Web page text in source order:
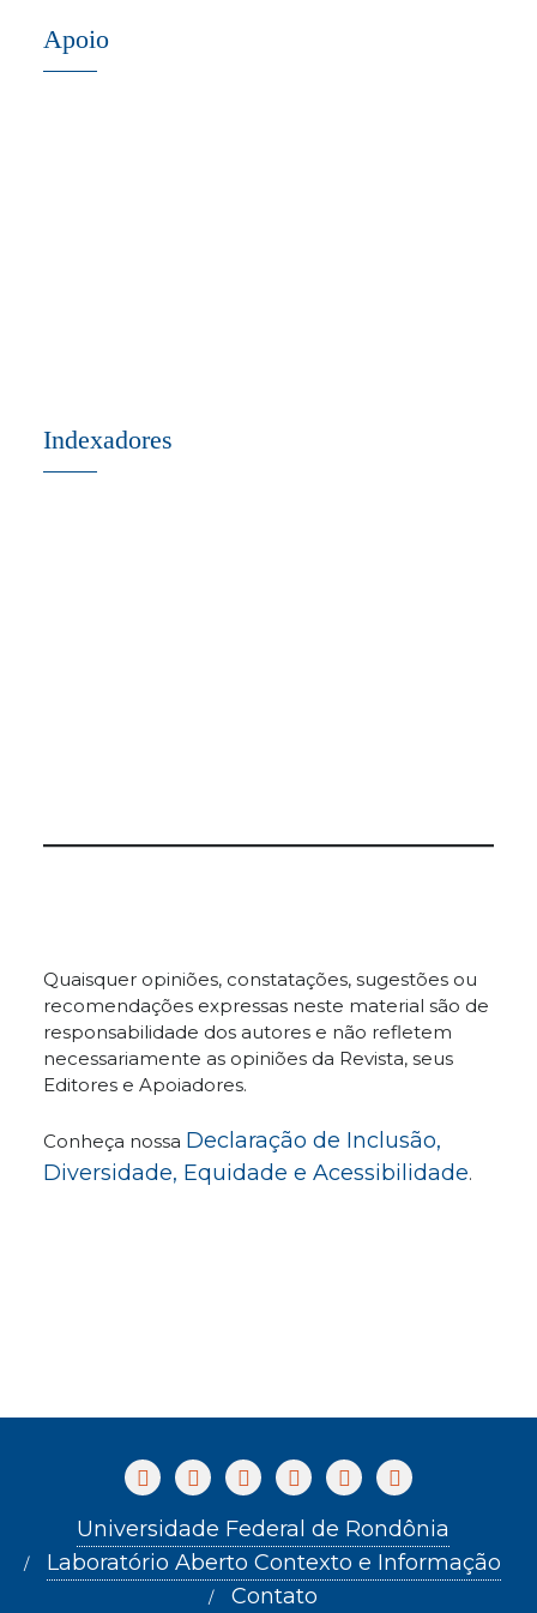
Apoio
Indexadores
Quaisquer opiniões, constatações, sugestões ou
recomendações expressas neste material são de
responsabilidade dos autores e não refletem
necessariamente as opiniões da Revista, seus
Editores e Apoiadores.
Conheça nossa Declaração de Inclusão,
Diversidade, Equidade e Acessibilidade.
Universidade Federal de Rondônia
Laboratório Aberto Contexto e Informação
Contato